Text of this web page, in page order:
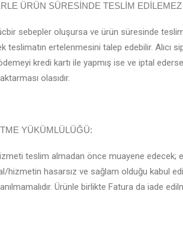
ÜRÜN SÜRESİNDE TESLİM EDİLEMEZ
sebepler oluşursa ve ürün süresinde
teslimatın ertelenmesini talep edebilir.
kredi kartı ile yapmış ise ve iptal
olasıdır.
YÜKÜMLÜLÜĞÜ:
teslim almadan önce muayene edecek;
hizmetin hasarsız ve sağlam olduğu kabul
Ürünle birlikte Fatura da iade